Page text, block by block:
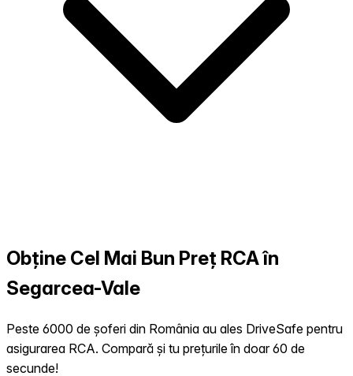
Obține Cel Mai Bun Preț RCA în
Segarcea-Vale
Peste 6000 de șoferi din România au ales DriveSafe pentru
asigurarea RCA. Compară și tu prețurile în doar 60 de
secunde!